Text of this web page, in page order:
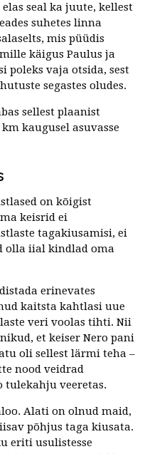
seal ka juute, kellest
suhetes linna
mis püüdis
käigus Paulus ja
poleks vaja otsida, sest
segastes oludes.
sellest plaanist
kaugusel asuvasse
on kõigist
keisrid ei
tagakiusamisi, ei
olla iial kindlad oma
erinevates
kaitsta kahtlasi uue
veri voolas tihti. Nii
et keiser Nero pani
oli sellest lärmi teha –
nood veidrad
tulekahju veeretas.
Alati on olnud maid,
põhjus taga kiusata.
eriti usulistesse